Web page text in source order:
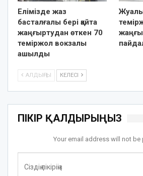
Елімізде жаз
басталғалы бері қайта
жаңғыртудан өткен 70
теміржол вокзалы
ашылды
АЛДЫҢҒЫ КЕЛЕСІ
ПІКІР ҚАЛДЫРЫҢЫЗ
Your email address will not be